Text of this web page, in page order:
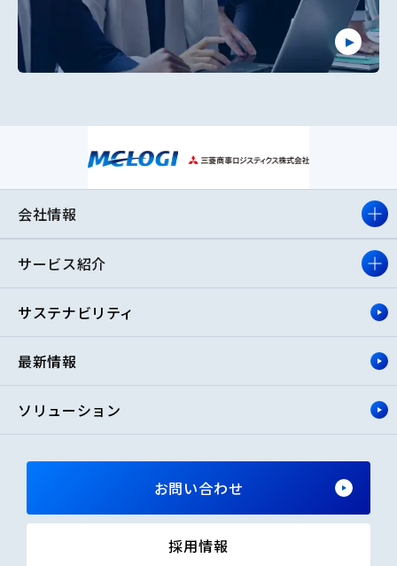
会社情報
サービス紹介
サステナビリティ
最新情報
ソリューション
お問い合わせ
採用情報